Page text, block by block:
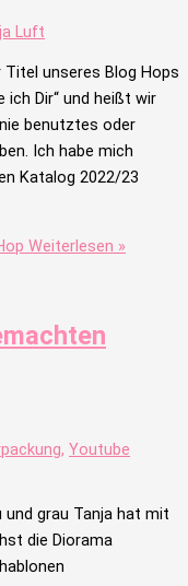
Luft
Titel unseres Blog Hops
ich Dir“ und heißt wir
benutztes oder
Ich habe mich
Katalog 2022/23
Weiterlesen »
, Youtube
grau Tanja hat mit
die Diorama